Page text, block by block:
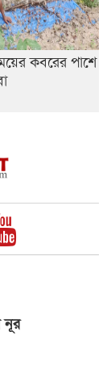
কবরের পাশে
নূর